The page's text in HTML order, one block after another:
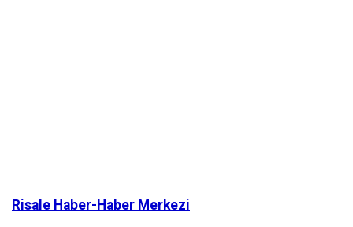
Risale Haber-Haber Merkezi